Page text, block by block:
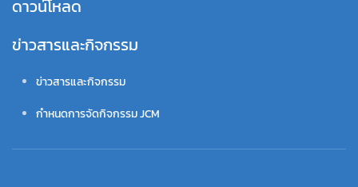
ดาวน์โหลด
ข่าวสารและกิจกรรม
ข่าวสารและกิจกรรม
กำหนดการจัดกิจกรรม JCM